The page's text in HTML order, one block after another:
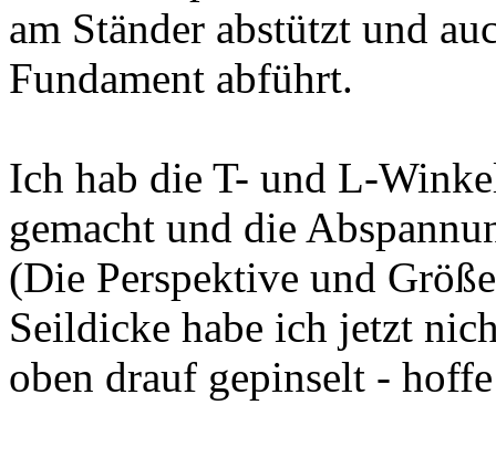
am Ständer abstützt und
Fundament abführt.
Ich hab die T- und L-
gemacht und die
(Die Perspektive und
Seildicke habe ich jetzt
oben drauf gepinselt -